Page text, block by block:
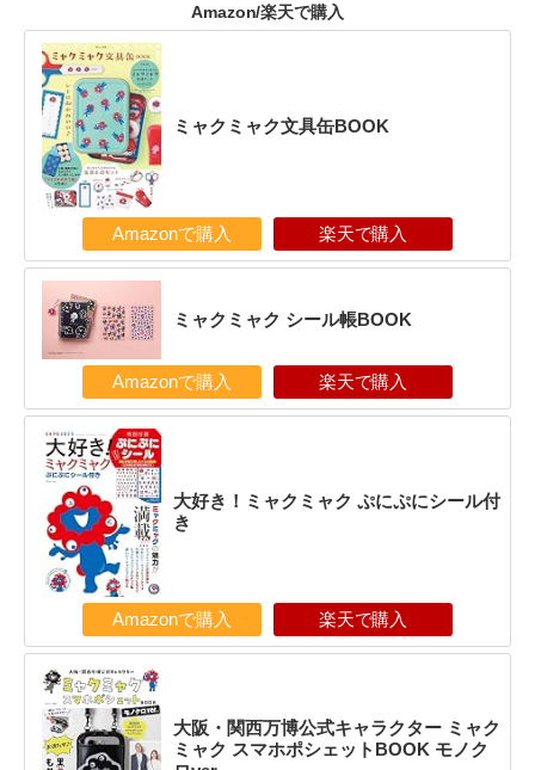
Amazon/楽天で購入
ミャクミャク文具缶BOOK
Amazonで購入 楽天で購入
ミャクミャク シール帳BOOK
Amazonで購入 楽天で購入
大好き！ミャクミャク ぷにぷにシール付
き
Amazonで購入 楽天で購入
大阪・関西万博公式キャラクター ミャク
ミャク スマホポシェットBOOK モノク